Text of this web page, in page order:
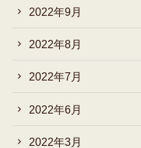
2022年9月
2022年8月
2022年7月
2022年6月
2022年3月